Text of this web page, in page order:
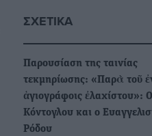
ΣΧΕΤΙΚΆ
Παρουσίαση της ταινίας
τεκμηρίωσης: «Παρὰ τοῦ
ἁγιογράφοις ἐλαχίστου»:
Κόντογλου και ο
Ρόδου